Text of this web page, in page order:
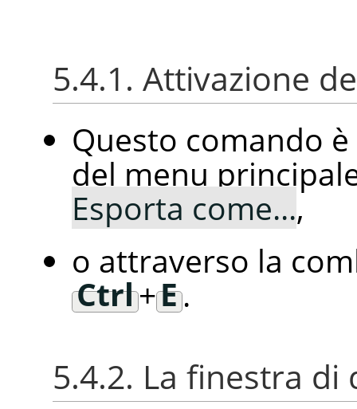
5.4.1. Attivazione
Questo comando
del menu
Esporta come...,
o attraverso la
Ctrl+E.
5.4.2. La finestra di